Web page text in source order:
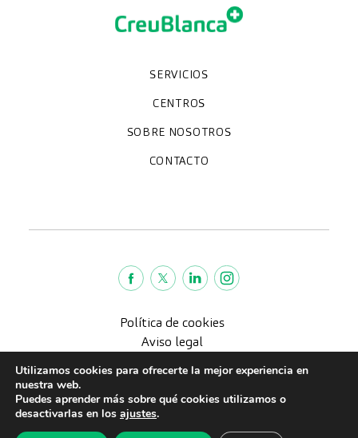
SERVICIOS
Especialidades
Diagnóstico por la imagen
Chequeos y revisiones médicas
Unidades especializadas
CENTROS
Clínica CreuBlanca
CreuBlanca Tarradellas
Diagnosis Médica
Hospital CreuBlanca Maresme
SOBRE NOSOTROS
Quiénes somos
Trabaja con nosotros
Blog
CreuBlanca Empresas
Fundación Privada Imhotep
Preguntas frecuentes
CONTACTO
CreuBlanca © 2022 |
Política de cookies
Aviso legal
Política de calidad
Utilizamos cookies para ofrecerte la mejor experiencia en
nuestra web.
Puedes aprender más sobre qué cookies utilizamos o
desactivarlas en los ajustes.